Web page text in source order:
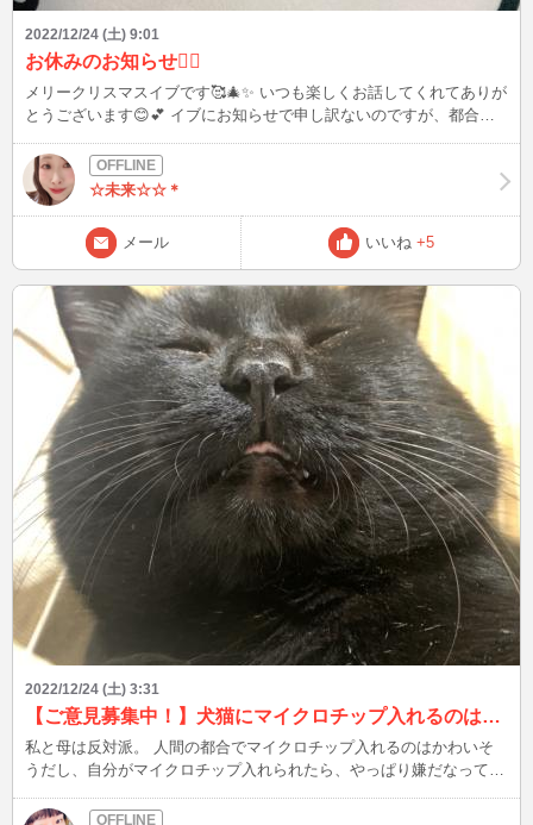
2022/12/24 (土) 9:01
お休みのお知らせ🙇‍♀️
メリークリスマスイブです🥰🎄✨ いつも楽しくお話してくれてありが
とうございます😊💕 イブにお知らせで申し訳ないのですが、都合に
きないの本当に寂しい。。🥺 私のこと忘れないでくださいね〜🙇‍♀️🥲
💦 休み期間中でも、突然インできる時があるかもしれないので、そ
の時はお知らせするか、急にインした時は捕獲してもらえると喜びま
気をつけて、楽しいクリスマスをお過ごしくださいね☺️💕🎁 ※写真
は、全然話題に関係ないハチワレちゃんクッションです笑笑 可愛く
てお気に入りです〜🤭
☆未来☆☆＊
メール いいね +5
2022/12/24 (土) 3:31
【ご意見募集中！】犬猫にマイクロチップ入れるのは賛成？反対？
私と母は反対派。 人間の都合でマイクロチップ入れるのはかわいそ
うだし、自分がマイクロチップ入れられたら、やっぱり嫌だなって思
ら。 それが原因で、病気や癌になったらやだし･･･。 一報、妹は賛成